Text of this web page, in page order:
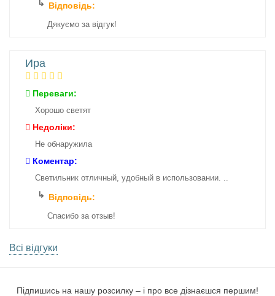
Відповідь:
Дякуємо за відгук!
Ира
Переваги:
Хорошо светят
Недоліки:
Не обнаружила
Коментар:
Светильник отличный, удобный в использовании. ..
Відповідь:
Спасибо за отзыв!
Всі відгуки
Підпишись на нашу розсилку – і про все дізнаєшся першим!